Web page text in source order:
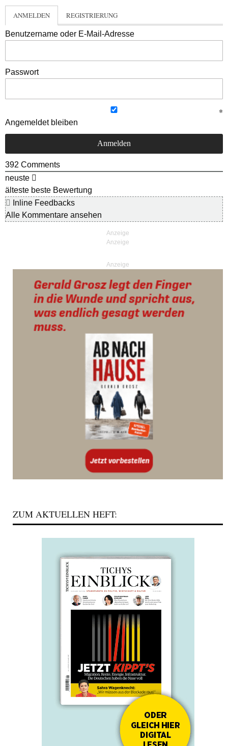
ANMELDEN REGISTRIERUNG
Benutzername oder E-Mail-Adresse
Passwort
Angemeldet bleiben
392 Comments
neuste
älteste beste Bewertung
Inline Feedbacks
Alle Kommentare ansehen
Anzeige
ZUM AKTUELLEN HEFT: